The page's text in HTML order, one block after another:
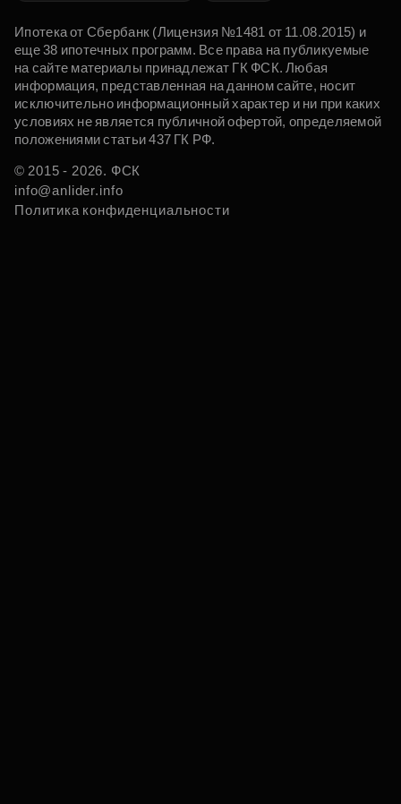
Ипотека от Сбербанк (Лицензия №1481 от 11.08.2015) и
еще 38 ипотечных программ. Все права на публикуемые
на сайте материалы принадлежат ГК ФСК. Любая
информация, представленная на данном сайте, носит
исключительно информационный характер и ни при каких
условиях не является публичной офертой, определяемой
положениями статьи 437 ГК РФ.
© 2015 - 2026. ФСК
info@anlider.info
Политика конфиденциальности